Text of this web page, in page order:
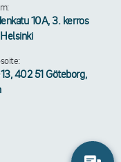
10A, 3. kerros
402 51 Göteborg,